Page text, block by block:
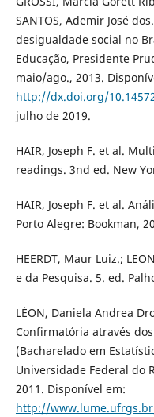
SANTOS, Ademir José
desigualdade social no
Educação, Presidente
maio/ago., 2013.
http://dx.doi.org/
julho de 2019.
HAIR, Joseph F. et al.
readings. 3nd ed. New
HAIR, Joseph F. et al.
Porto Alegre: Bookman,
HEERDT, Maur Luiz.;
e da Pesquisa. 5. ed.
LÉON, Daniela Andrea
Confirmatória através
(Bacharelado em
Universidade Federal do
2011. Disponível em:
http://